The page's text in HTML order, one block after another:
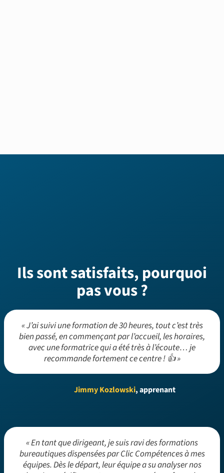
Ils sont satisfaits, pourquoi
pas vous ?
« J’ai suivi une formation de 30 heures, tout c’est très
bien passé, en commençant par l’accueil, les horaires,
avec une formatrice qui a été très à l’écoute… je
recommande fortement ce centre ! 👍 »
Jimmy Kozlowski, apprenant
« En tant que dirigeant, je suis ravi des formations
bureautiques dispensées par Clic Compétences à mes
équipes. Dès le départ, leur équipe a su analyser nos